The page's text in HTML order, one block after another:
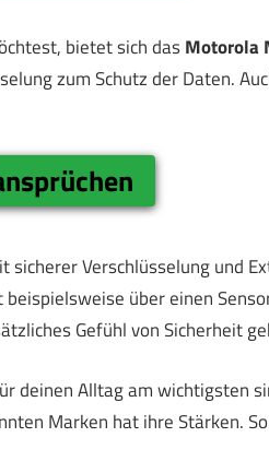
bietet sich dasMotorola
zum Schutz der Daten.
Verschlüsselung und
über einen
Gefühl von Sicherheit
deinen Alltag am wichtigsten
Marken hat ihre Stärken.